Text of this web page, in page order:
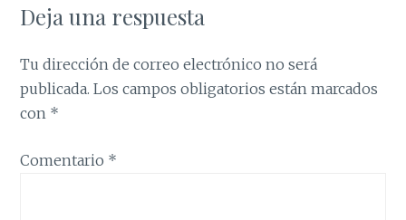
Deja una respuesta
Tu dirección de correo electrónico no será
publicada. Los campos obligatorios están marcados
con *
Comentario *